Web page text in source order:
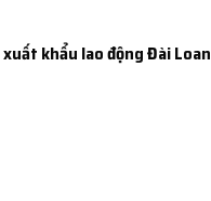
xuất khẩu lao động Đài Loan